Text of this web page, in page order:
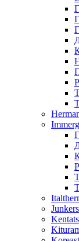
Junkers